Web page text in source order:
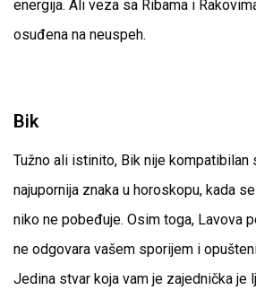
energija. Ali veza sa Ribama i
osuđena na neuspeh.
Bik
Tužno ali istinito, Bik nije kompatibilan
najupornija znaka u horoskopu, kada
niko ne pobeđuje. Osim toga, Lavova
ne odgovara vašem sporijem i
Jedina stvar koja vam je zajednička je